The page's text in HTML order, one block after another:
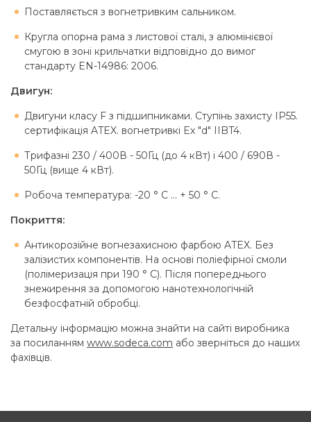
Поставляється з вогнетривким сальником.
Кругла опорна рама з листової сталі, з алюмінієвої
смугою в зоні крильчатки відповідно до вимог
стандарту EN-14986: 2006.
Двигун:
Двигуни класу F з підшипниками. Ступінь захисту IP55.
сертифікація ATEX. вогнетривкі Ex "d" IIBT4.
Трифазні 230 / 400В - 50Гц (до 4 кВт) і 400 / 690В -
50Гц (вище 4 кВт).
Робоча температура: -20 ° C ... + 50 ° C.
Покриття:
Антикорозійне вогнезахисною фарбою ATEX. Без
залізистих компонентів. На основі поліефірної смоли
(полімеризація при 190 ° C). Після попереднього
знежирення за допомогою нанотехнологічній
безфосфатній обробці.
Детальну інформацію можна знайти на сайті виробника
за посиланням www.sodeca.com або зверніться до наших
фахівців.